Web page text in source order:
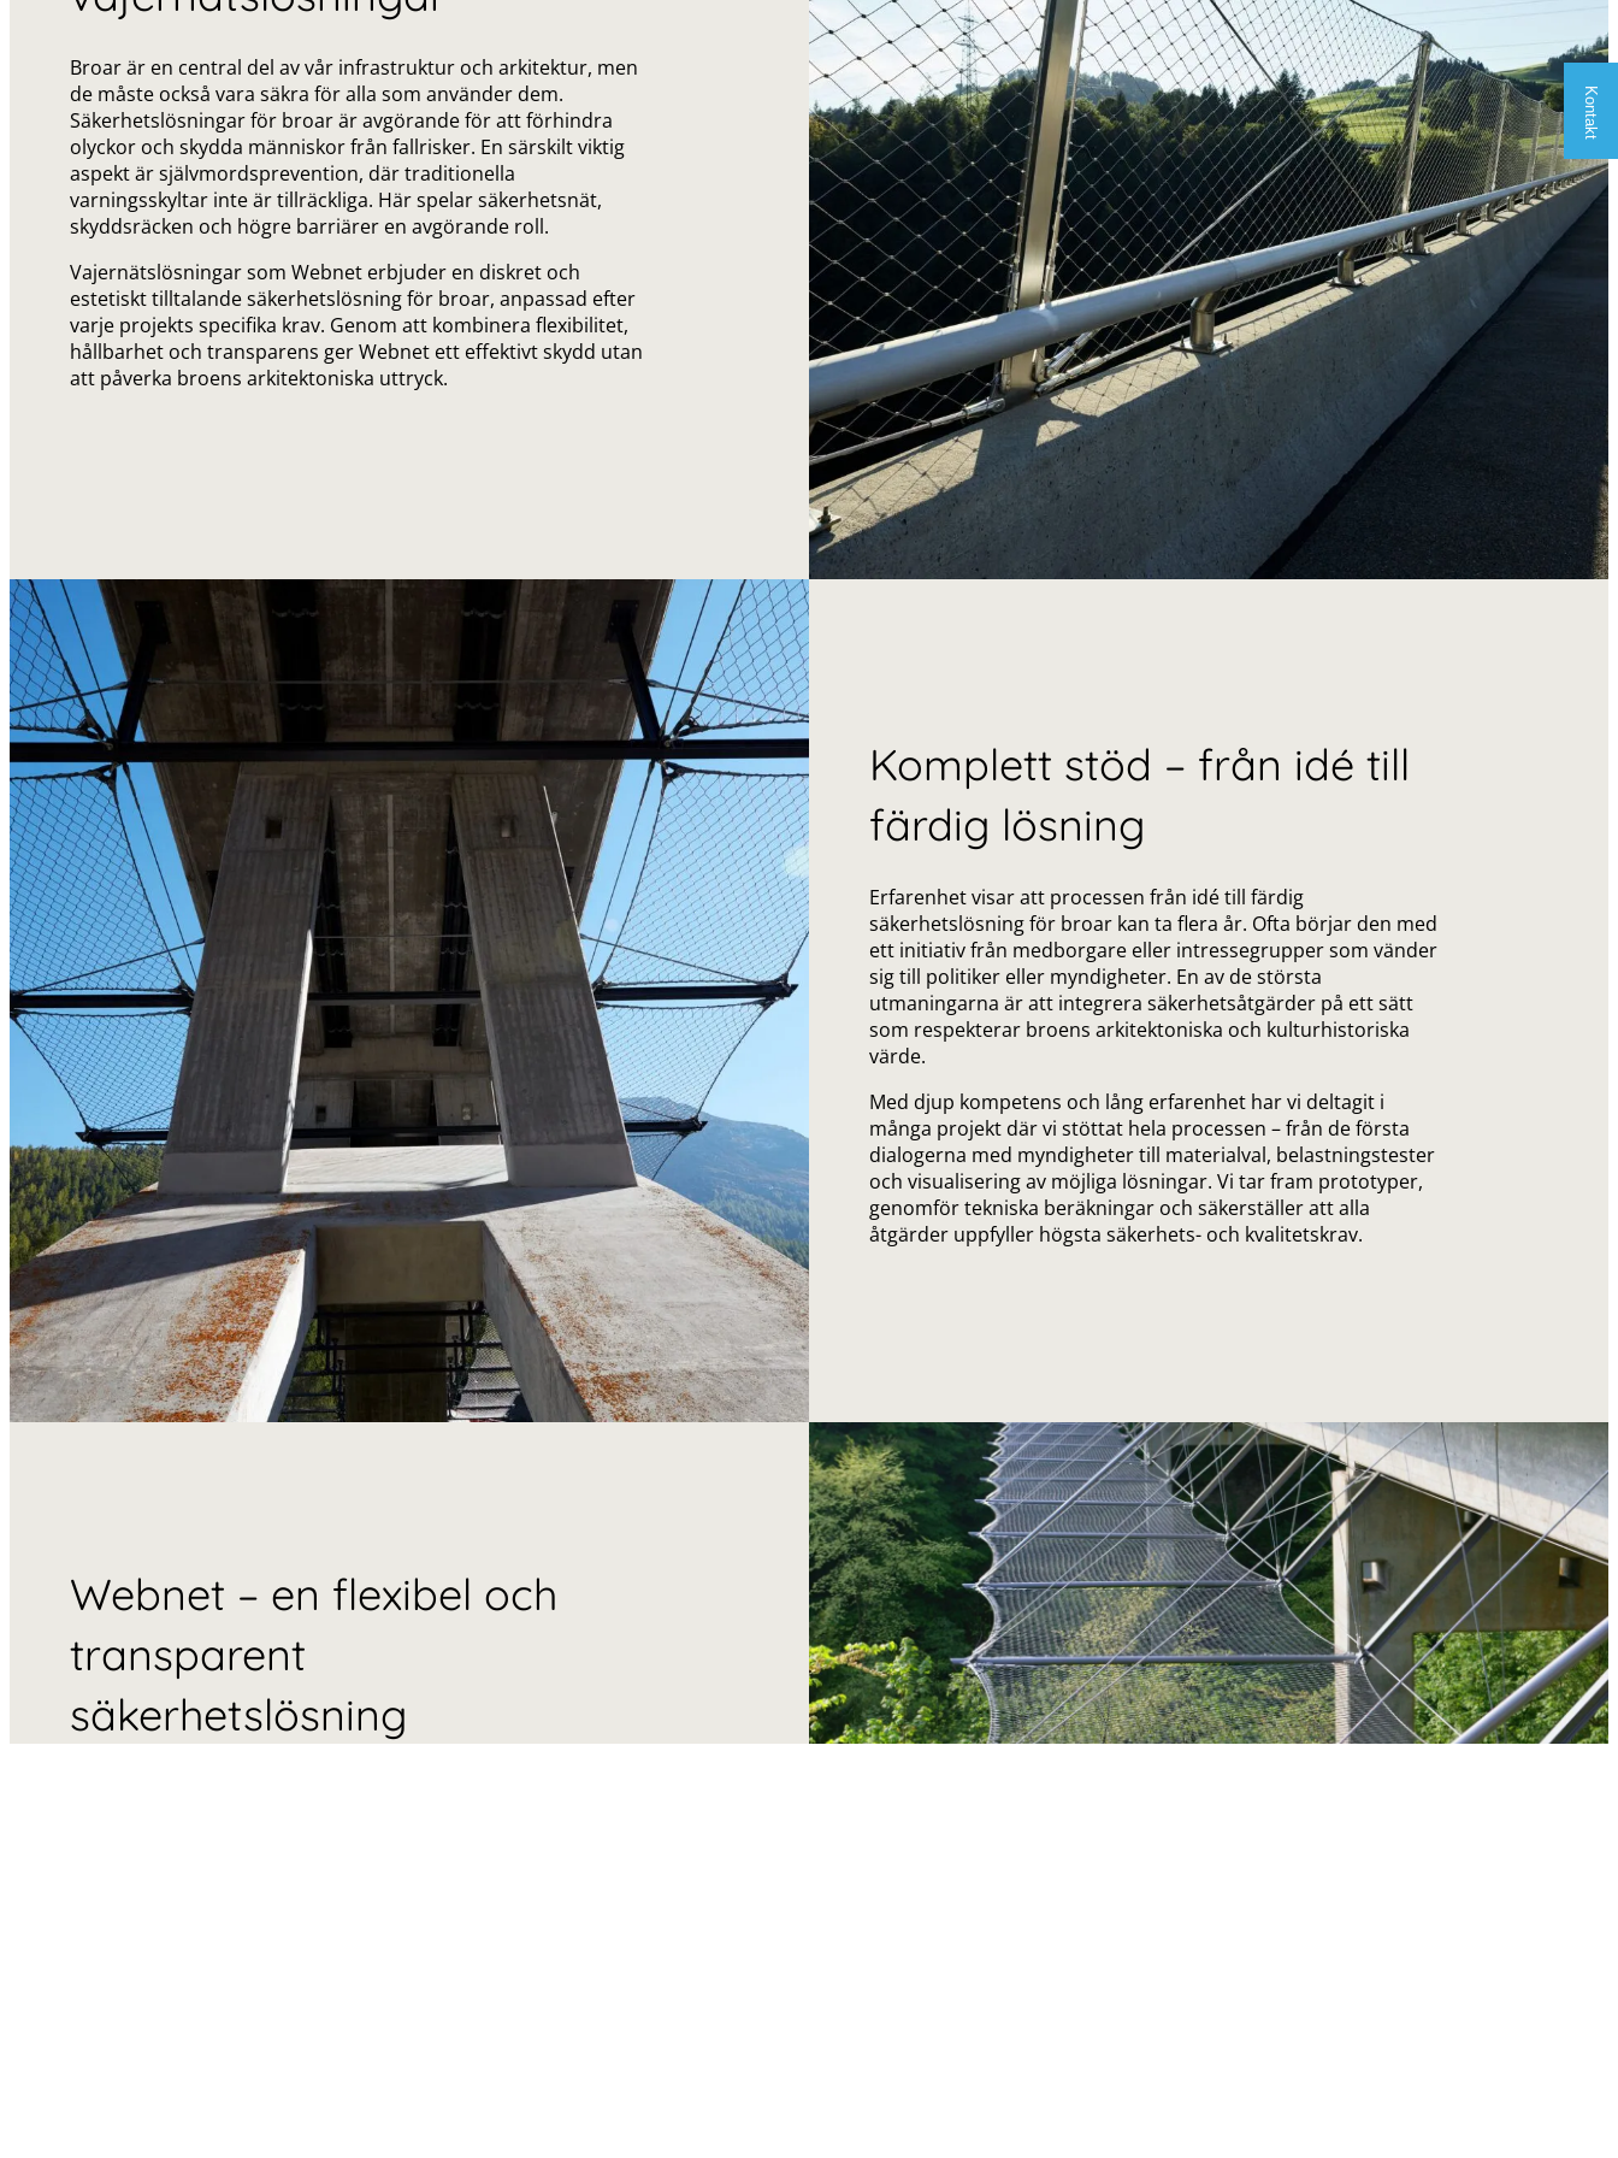
Kontakt
Broar är en central del av vår infrastruktur och arkitektur, men
de måste också vara säkra för alla som använder dem.
Säkerhetslösningar för broar är avgörande för att förhindra
olyckor och skydda människor från fallrisker. En särskilt viktig
aspekt är självmordsprevention, där traditionella
varningsskyltar inte är tillräckliga. Här spelar säkerhetsnät,
skyddsräcken och högre barriärer en avgörande roll.
Vajernätslösningar som Webnet erbjuder en diskret och
estetiskt tilltalande säkerhetslösning för broar, anpassad efter
varje projekts specifika krav. Genom att kombinera flexibilitet,
hållbarhet och transparens ger Webnet ett effektivt skydd utan
att påverka broens arkitektoniska uttryck.
Komplett stöd – från idé till
färdig lösning
Erfarenhet visar att processen från idé till färdig
säkerhetslösning för broar kan ta flera år. Ofta börjar den med
ett initiativ från medborgare eller intressegrupper som vänder
sig till politiker eller myndigheter. En av de största
utmaningarna är att integrera säkerhetsåtgärder på ett sätt
som respekterar broens arkitektoniska och kulturhistoriska
värde.
Med djup kompetens och lång erfarenhet har vi deltagit i
många projekt där vi stöttat hela processen – från de första
dialogerna med myndigheter till materialval, belastningstester
och visualisering av möjliga lösningar. Vi tar fram prototyper,
genomför tekniska beräkningar och säkerställer att alla
åtgärder uppfyller högsta säkerhets- och kvalitetskrav.
Webnet – en flexibel och
transparent
säkerhetslösning